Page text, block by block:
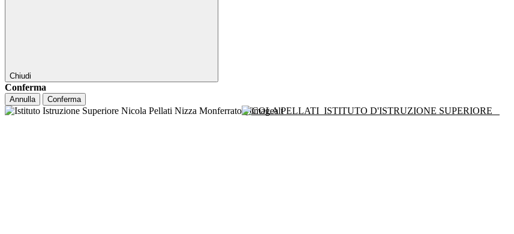
Chiudi
Conferma
Annulla Conferma
NICOLA PELLATI ISTITUTO D'ISTRUZIONE SUPERIORE